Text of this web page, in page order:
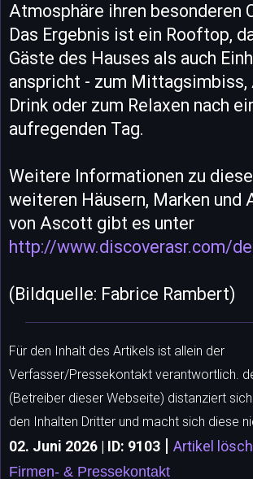
Atmosphäre ihren besonderen
Das Ergebnis ist ein Rooftop,
Gäste des Hauses als auch
anspricht - zum Mittagsimbiss,
Drink oder zum Relaxen nach
aufregenden Tag.
Weitere Informationen zu
weiteren Häusern, Marken und
von Ascott gibt es unter
http://www.discoverasr.com/
(Bildquelle: Fabrice Rambert)
Für den Inhalt des Artikels ist allein der
Verfasser/Pressekontakt verantwortlich.
(Betreiber dieser Webseite) distanziert
den Inhalten Dritter und macht sich diese
02. Juni 2026 | ID: 9103 | Artikel
Firmen- & Pressekontakt